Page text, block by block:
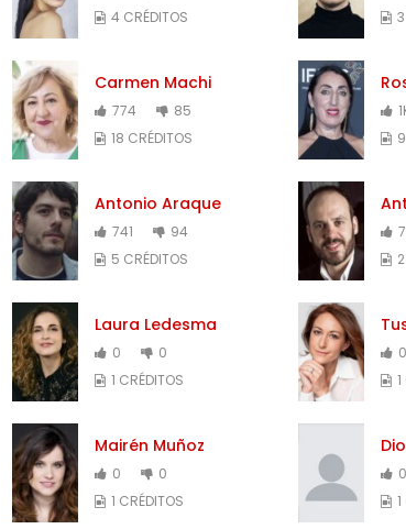
4 CRÉDITOS
Carmen Machi
774
85
18 CRÉDITOS
Antonio Araque
741
94
5 CRÉDITOS
Laura Ledesma
0
0
1 CRÉDITOS
0
Mairén Muñoz
0
0
1 CRÉDITOS
0